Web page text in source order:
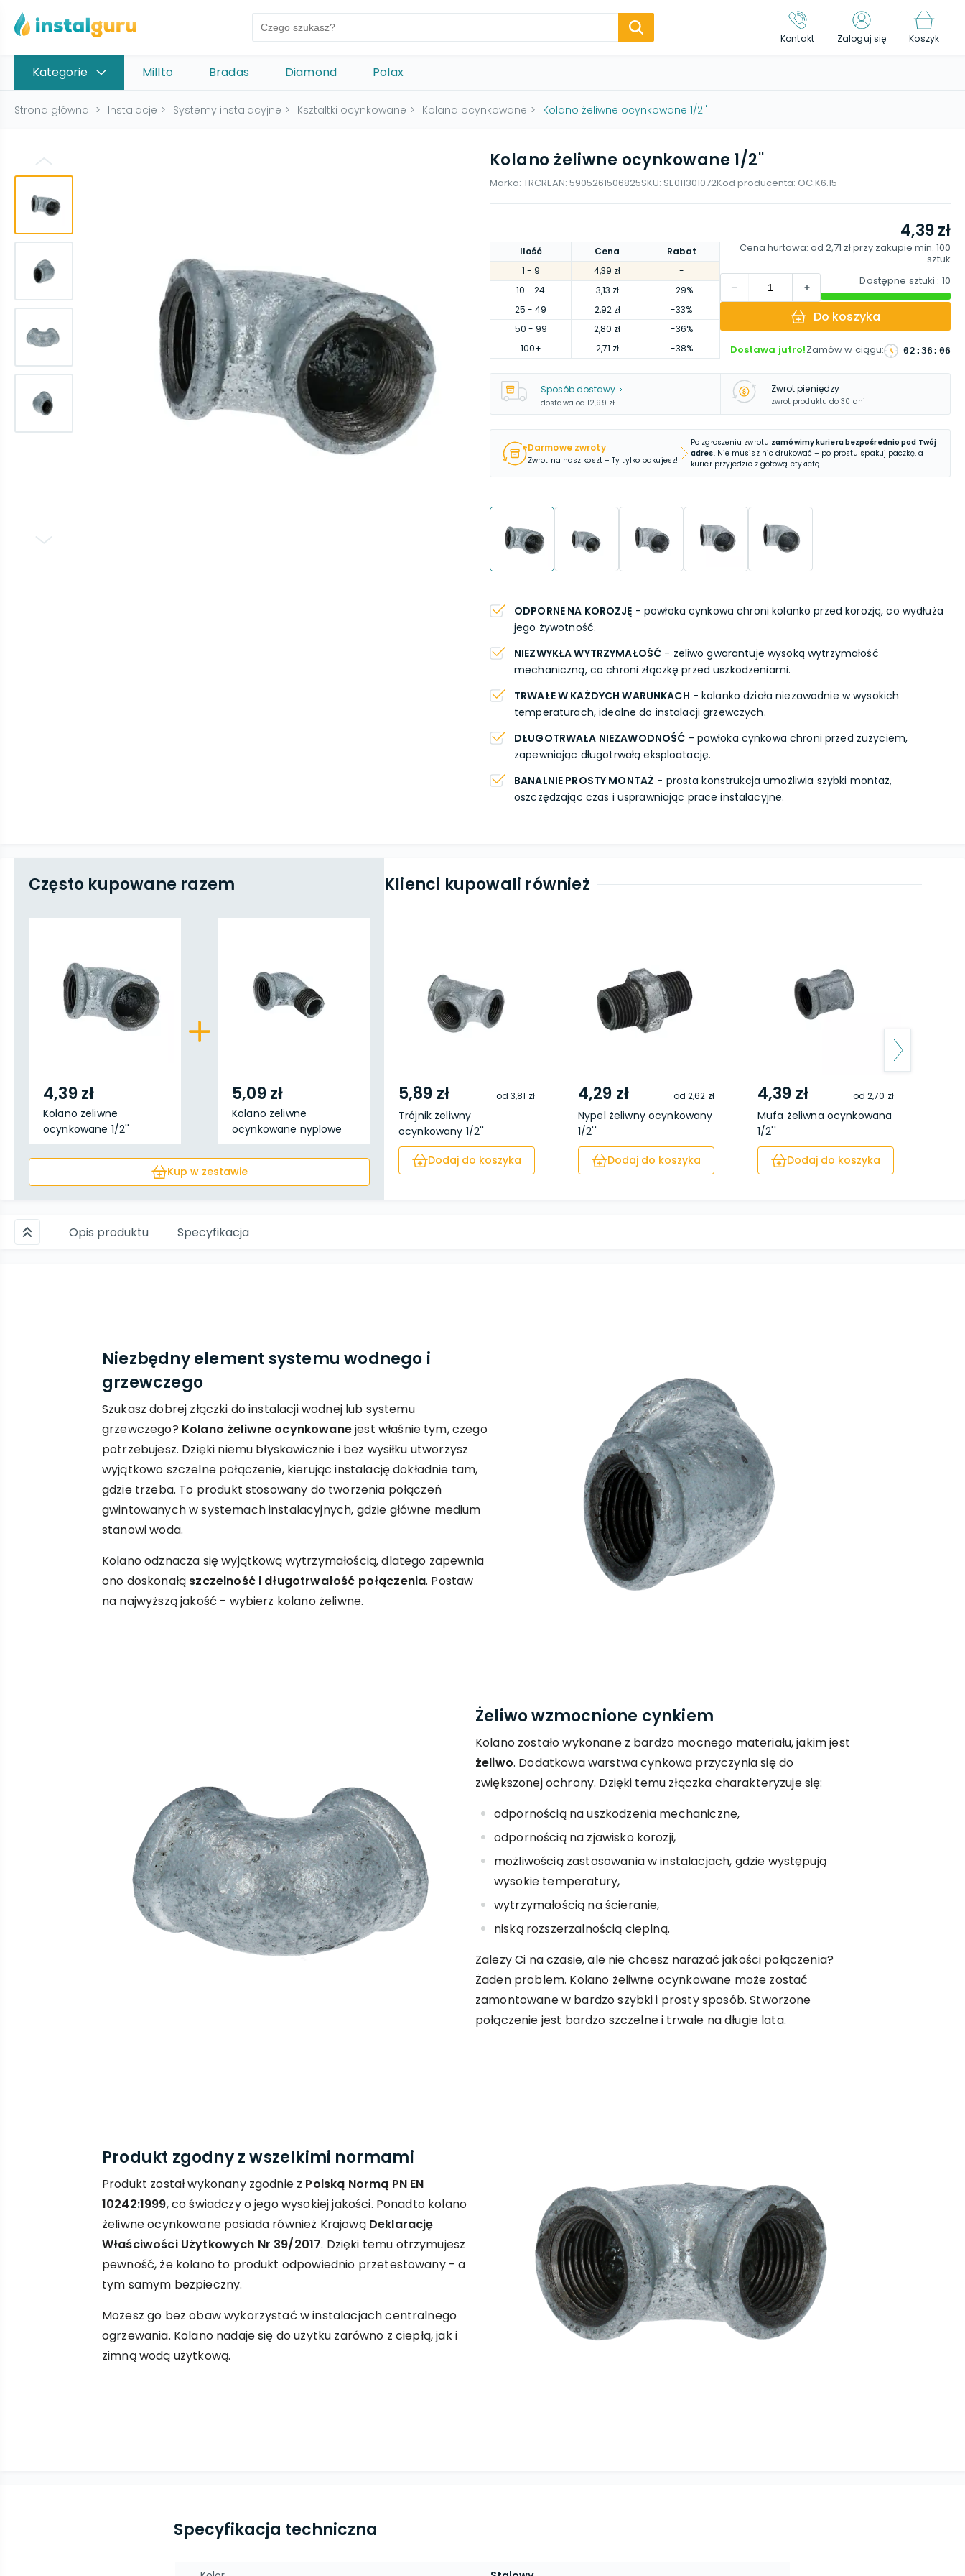
Kontakt Zaloguj się Koszyk
Kategorie Millto Bradas Diamond Polax
Strona główna > Instalacje > Systemy instalacyjne > Kształtki ocynkowane > Kolana ocynkowane > Kolano żeliwne ocynkowane 1/2''
Kolano żeliwne ocynkowane 1/2''
Marka: TRCREAN: 5905261506825SKU: SE011301072Kod producenta: OC.K6.15
Ilość Cena
Rabat
1 - 9 4,39 zł
-
10 - 24 3,13 zł
-29%
25 - 49 2,92 zł
-33%
50 - 99 2,80 zł
-36%
100+ 2,71 zł -38%
4,39 zł
Cena hurtowa: od 2,71 złprzy zakupie min. 100
sztuk
Dostępne sztuki : 10
Do koszyka
Dostawa jutro!Zamów w ciągu: 02 : 36 : 05
Sposób dostawy
dostawa od 12,99 zł
Zwrot pieniędzy
zwrot produktu do 30 dni
Darmowe zwroty
Zwrot na nasz koszt – Ty tylko pakujesz!
Po zgłoszeniu zwrotu zamówimy kuriera bezpośrednio pod Twój
adres. Nie musisz nic drukować – po prostu spakuj paczkę, a
kurier przyjedzie z gotową etykietą.
ODPORNE NA KOROZJĘ - powłoka cynkowa chroni kolanko przed korozją, co wydłuża
jego żywotność.
NIEZWYKŁA WYTRZYMAŁOŚĆ - żeliwo gwarantuje wysoką wytrzymałość
mechaniczną, co chroni złączkę przed uszkodzeniami.
TRWAŁE W KAŻDYCH WARUNKACH - kolanko działa niezawodnie w wysokich
temperaturach, idealne do instalacji grzewczych.
DŁUGOTRWAŁA NIEZAWODNOŚĆ - powłoka cynkowa chroni przed zużyciem,
zapewniając długotrwałą eksploatację.
BANALNIE PROSTY MONTAŻ - prosta konstrukcja umożliwia szybki montaż,
oszczędzając czas i usprawniając prace instalacyjne.
Często kupowane razem
4,39 zł
Kolano żeliwne
ocynkowane 1/2''
5,09 zł
Kolano żeliwne
ocynkowane nyplowe
1/2''
Kup w zestawie
Klienci kupowali również
5,89 zł od3,81 zł
Trójnik żeliwny
ocynkowany 1/2''
Dodaj do koszyka
4,29 zł od2,62 zł
Nypel żeliwny ocynkowany
1/2''
Dodaj do koszyka
4,39 zł od2,70 zł
Mufa żeliwna ocynkowana
1/2''
Dodaj do koszyka
Opis produktu Specyfikacja
Niezbędny element systemu wodnego i
grzewczego
Szukasz dobrej złączki do instalacji wodnej lub systemu
grzewczego? Kolano żeliwne ocynkowanejest właśnie tym, czego
potrzebujesz. Dzięki niemu błyskawicznie i bez wysiłku utworzysz
wyjątkowo szczelne połączenie, kierując instalację dokładnie tam,
gdzie trzeba. To produkt stosowany do tworzenia połączeń
gwintowanych w systemach instalacyjnych, gdzie główne medium
stanowi woda.
Kolano odznacza się wyjątkową wytrzymałością, dlatego zapewnia
ono doskonałą szczelność i długotrwałość połączenia. Postaw
na najwyższą jakość - wybierz kolano żeliwne.
Żeliwo wzmocnione cynkiem
Kolano zostało wykonane z bardzo mocnego materiału, jakim jest
żeliwo. Dodatkowa warstwa cynkowa przyczynia się do
zwiększonej ochrony. Dzięki temu złączka charakteryzuje się:
odpornością na uszkodzenia mechaniczne,
odpornością na zjawisko korozji,
możliwością zastosowania w instalacjach, gdzie występują
wysokie temperatury,
wytrzymałością na ścieranie,
niską rozszerzalnością cieplną.
Zależy Ci na czasie, ale nie chcesz narażać jakości połączenia?
Żaden problem. Kolano żeliwne ocynkowane może zostać
zamontowane w bardzo szybki i prosty sposób. Stworzone
połączenie jest bardzo szczelne i trwałe na długie lata.
Produkt zgodny z wszelkimi normami
Produkt został wykonany zgodnie z Polską Normą PN EN
10242:1999, co świadczy o jego wysokiej jakości. Ponadto kolano
żeliwne ocynkowane posiada również Krajową Deklarację
Właściwości Użytkowych Nr 39/2017. Dzięki temu otrzymujesz
pewność, że kolano to produkt odpowiednio przetestowany - a
tym samym bezpieczny.
Możesz go bez obaw wykorzystać w instalacjach centralnego
ogrzewania. Kolano nadaje się do użytku zarówno z ciepłą, jak i
zimną wodą użytkową.
Specyfikacja techniczna